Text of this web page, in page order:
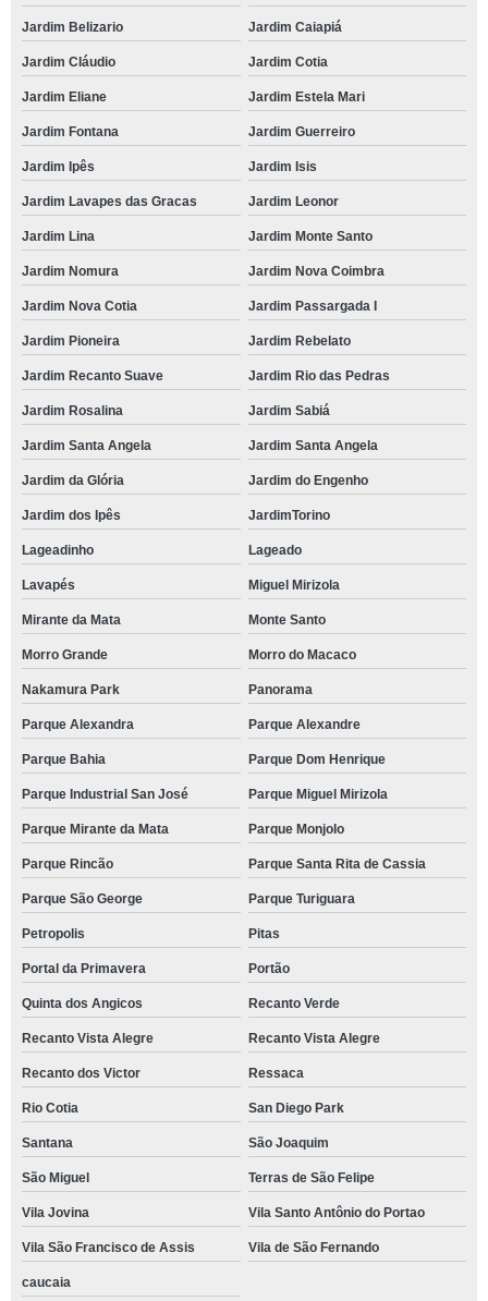
Jardim Belizario Jardim Caiapiá
Jardim Cláudio Jardim Cotia
Jardim Eliane Jardim Estela Mari
Jardim Fontana Jardim Guerreiro
Jardim Ipês Jardim Isis
Jardim Lavapes das Gracas Jardim Leonor
Jardim Lina Jardim Monte Santo
Jardim Nomura Jardim Nova Coimbra
Jardim Nova Cotia Jardim Passargada I
Jardim Pioneira Jardim Rebelato
Jardim Recanto Suave Jardim Rio das Pedras
Jardim Rosalina Jardim Sabiá
Jardim Santa Angela Jardim Santa Angela
Jardim da Glória Jardim do Engenho
Jardim dos Ipês JardimTorino
Lageadinho Lageado
Lavapés Miguel Mirizola
Mirante da Mata Monte Santo
Morro Grande Morro do Macaco
Nakamura Park Panorama
Parque Alexandra Parque Alexandre
Parque Bahia Parque Dom Henrique
Parque Industrial San José Parque Miguel Mirizola
Parque Mirante da Mata Parque Monjolo
Parque Rincão Parque Santa Rita de Cassia
Parque São George Parque Turiguara
Petropolis Pitas
Portal da Primavera Portão
Quinta dos Angicos Recanto Verde
Recanto Vista Alegre Recanto Vista Alegre
Recanto dos Victor Ressaca
Rio Cotia San Diego Park
Santana São Joaquim
São Miguel Terras de São Felipe
Vila Jovina Vila Santo Antônio do Portao
Vila São Francisco de Assis Vila de São Fernando
caucaia